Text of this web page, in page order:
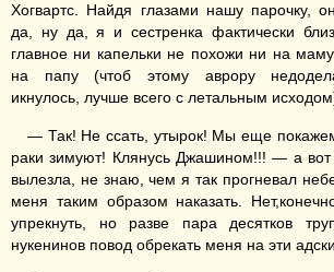
Хогвартс. Найдя глазами нашу парочку,
да, ну да, я и сестренка фактически
главное ни капельки не похожи ни на
на папу (чтоб этому аврору
икнулось, лучше всего с летальным
— Так! Не ссать, утырок! Мы еще
раки зимуют! Клянусь Джашином!!! — а
вылезла, не знаю, чем я так прогневал
меня таким образом наказать.
упрекнуть, но разве пара десятков
нукенинов повод обрекать меня на эти